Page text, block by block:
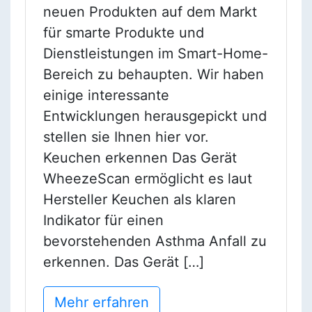
neuen Produkten auf dem Markt
für smarte Produkte und
Dienstleistungen im Smart-Home-
Bereich zu behaupten. Wir haben
einige interessante
Entwicklungen herausgepickt und
stellen sie Ihnen hier vor.
Keuchen erkennen Das Gerät
WheezeScan ermöglicht es laut
Hersteller Keuchen als klaren
Indikator für einen
bevorstehenden Asthma Anfall zu
erkennen. Das Gerät […]
Mehr erfahren